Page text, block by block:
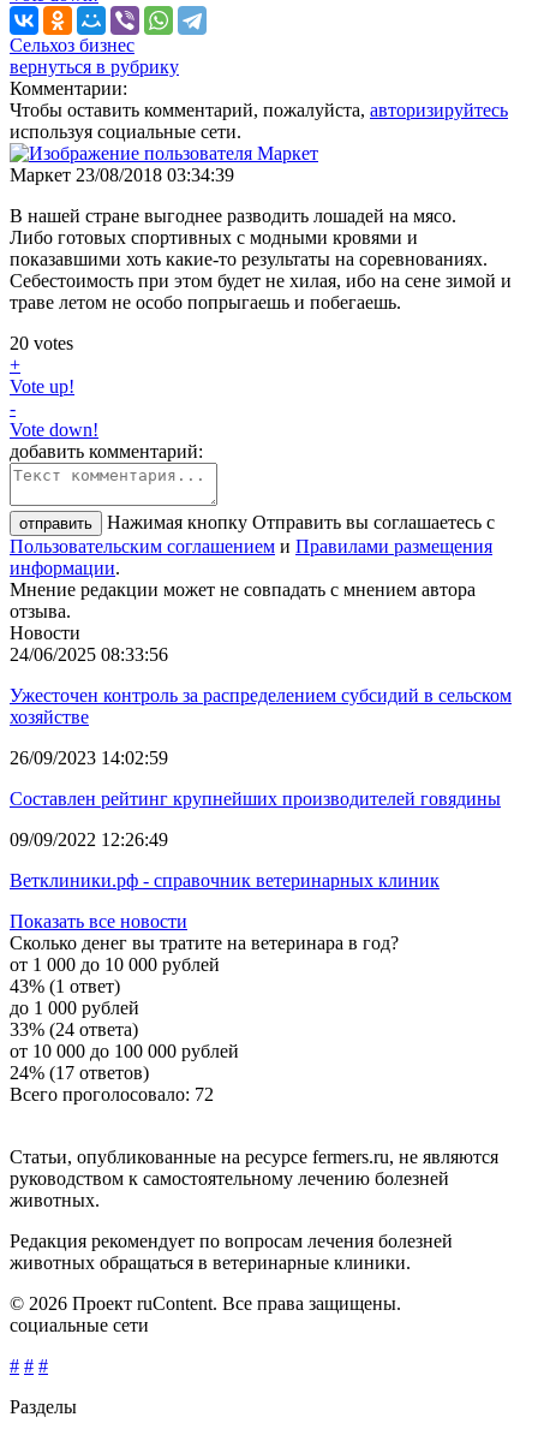
Сельхоз бизнес
вернуться в рубрику
Комментарии:
Чтобы оставить комментарий, пожалуйста, авторизируйтесь
используя социальные сети.
Маркет 23/08/2018 03:34:39
В нашей стране выгоднее разводить лошадей на мясо.
Либо готовых спортивных с модными кровями и
показавшими хоть какие-то результаты на соревнованиях.
Себестоимость при этом будет не хилая, ибо на сене зимой и
траве летом не особо попрыгаешь и побегаешь.
20 votes
+
Vote up!
-
Vote down!
добавить комментарий:
отправить
Нажимая кнопку Отправить вы соглашаетесь с
Пользовательским соглашением и Правилами размещения
информации.
Мнение редакции может не совпадать с мнением автора
отзыва.
Новости
24/06/2025 08:33:56
Ужесточен контроль за распределением субсидий в сельском
хозяйстве
26/09/2023 14:02:59
Составлен рейтинг крупнейших производителей говядины
09/09/2022 12:26:49
Ветклиники.рф - справочник ветеринарных клиник
Показать все новости
Сколько денег вы тратите на ветеринара в год?
от 1 000 до 10 000 рублей
43% (1 ответ)
до 1 000 рублей
33% (24 ответа)
от 10 000 до 100 000 рублей
24% (17 ответов)
Всего проголосовало: 72
Статьи, опубликованные на ресурсе fermers.ru, не являются
руководством к самостоятельному лечению болезней
животных.
Редакция рекомендует по вопросам лечения болезней
животных обращаться в ветеринарные клиники.
© 2026 Проект ruContent. Все права защищены.
социальные сети
# # #
Разделы